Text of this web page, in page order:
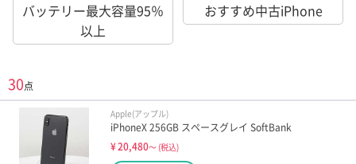
バッテリー最大容量95％
以上
おすすめ中古iPhone
30点
Apple(アップル)
iPhoneX 256GB スペースグレイ SoftBank
¥20,480～ (税込)